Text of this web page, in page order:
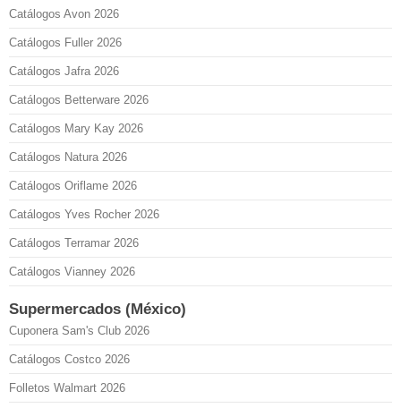
Catálogos Avon 2026
Catálogos Fuller 2026
Catálogos Jafra 2026
Catálogos Betterware 2026
Catálogos Mary Kay 2026
Catálogos Natura 2026
Catálogos Oriflame 2026
Catálogos Yves Rocher 2026
Catálogos Terramar 2026
Catálogos Vianney 2026
Supermercados (México)
Cuponera Sam's Club 2026
Catálogos Costco 2026
Folletos Walmart 2026